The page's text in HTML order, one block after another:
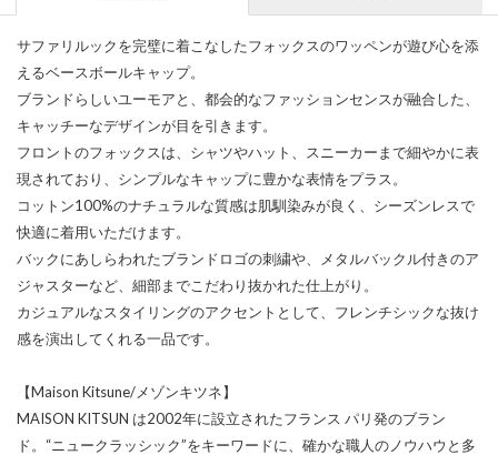
サファリルックを完璧に着こなしたフォックスのワッペンが遊び心を添
えるベースボールキャップ。
ブランドらしいユーモアと、都会的なファッションセンスが融合した、
キャッチーなデザインが目を引きます。
フロントのフォックスは、シャツやハット、スニーカーまで細やかに表
現されており、シンプルなキャップに豊かな表情をプラス。
コットン100%のナチュラルな質感は肌馴染みが良く、シーズンレスで
快適に着用いただけます。
バックにあしらわれたブランドロゴの刺繍や、メタルバックル付きのア
ジャスターなど、細部までこだわり抜かれた仕上がり。
カジュアルなスタイリングのアクセントとして、フレンチシックな抜け
感を演出してくれる一品です。
【Maison Kitsune/メゾンキツネ】
MAISON KITSUN は2002年に設立されたフランス パリ発のブラン
ド。“ニュークラッシック”をキーワードに、確かな職人のノウハウと多